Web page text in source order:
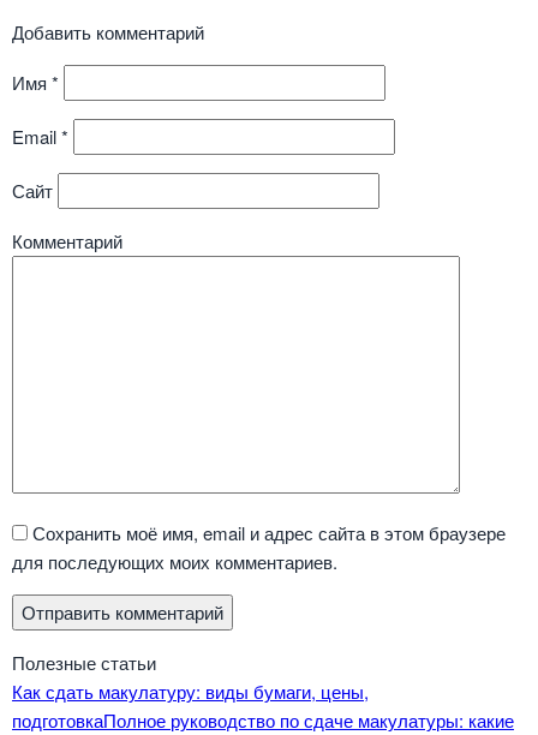
Добавить комментарий
Имя *
Email*
Сайт
Комментарий
Сохранить моё имя, email и адрес сайта в этом браузере
для последующих моих комментариев.
Полезные статьи
Как сдать макулатуру: виды бумаги, цены,
подготовкаПолное руководство по сдаче макулатуры: какие